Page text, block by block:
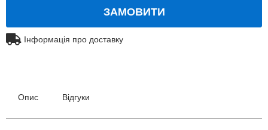
ЗАМОВИТИ
Інформація про доставку
Опис Відгуки